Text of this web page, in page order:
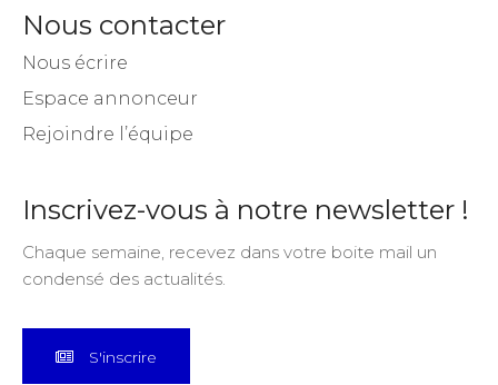
Nous contacter
Nous écrire
Espace annonceur
Rejoindre l’équipe
Inscrivez-vous à notre newsletter !
Chaque semaine, recevez dans votre boite mail un
condensé des actualités.
S'inscrire